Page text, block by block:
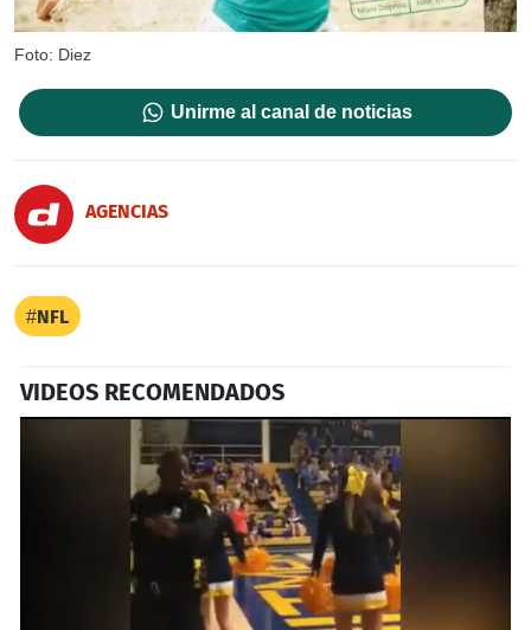
Foto: Diez
Unirme al canal de noticias
AGENCIAS
NFL
VIDEOS RECOMENDADOS